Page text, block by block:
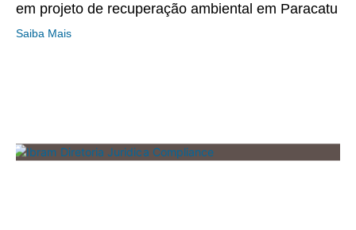
em projeto de recuperação ambiental em Paracatu
Saiba Mais